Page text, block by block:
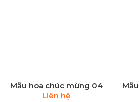
Mẫu hoa chúc mừng 04
Liên hệ